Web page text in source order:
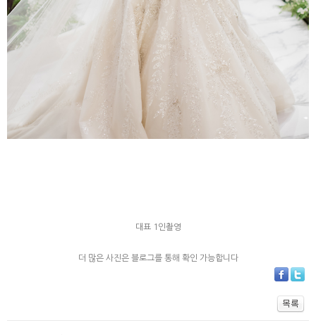
대표 1인촬영
더 많은 사진은 블로그를 통해 확인 가능합니다